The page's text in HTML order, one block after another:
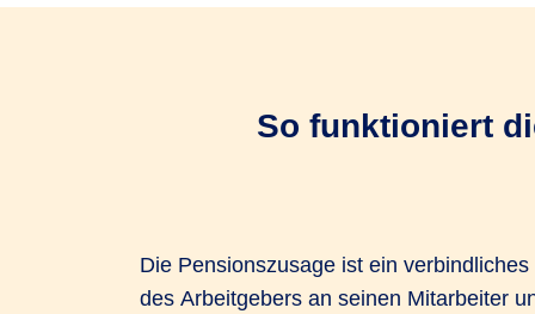
So funktioniert
Die Pensionszusage ist ein
des Arbeitgebers an seinen Mitarbeiter